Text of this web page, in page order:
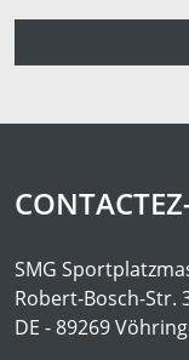
SMG
Robert-Bosch-Str.
DE - 89269